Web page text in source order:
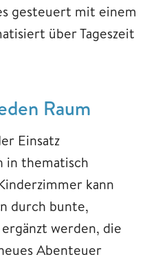
gesteuert mit einem
über Tageszeit
Raum
Einsatz
in thematisch
kann
durch bunte,
werden, die
Abenteuer